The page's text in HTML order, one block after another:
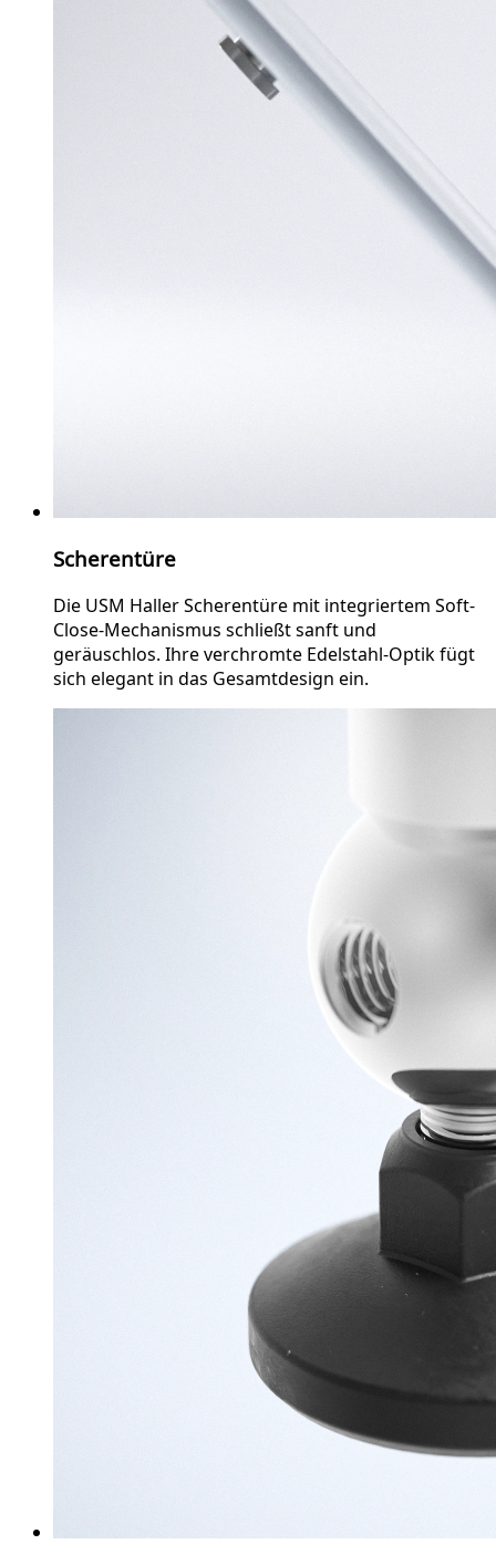
Scherentüre
Die USM Haller Scherentüre mit integriertem Soft-
Close-Mechanismus schließt sanft und
geräuschlos. Ihre verchromte Edelstahl-Optik fügt
sich elegant in das Gesamtdesign ein.